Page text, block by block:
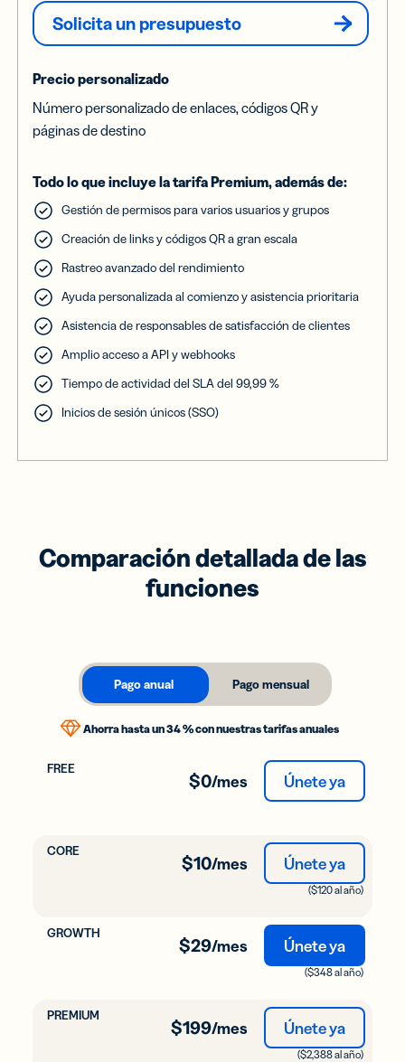
Solicita un presupuesto
Precio personalizado
Número personalizado de enlaces, códigos QR y
páginas de destino
Todo lo que incluye la tarifa Premium, además de:
Gestión de permisos para varios usuarios y grupos
Creación de links y códigos QR a gran escala
Rastreo avanzado del rendimiento
Ayuda personalizada al comienzo y asistencia prioritaria
Asistencia de responsables de satisfacción de clientes
Amplio acceso a API y webhooks
Tiempo de actividad del SLA del 99,99 %
Inicios de sesión únicos (SSO)
Comparación detallada de las
funciones
Ahorra hasta un 34 % con nuestras tarifas anuales
Pago anual Pago mensual
$0/mes Únete ya
$10/mes
($120 al año)
Únete ya
$29/mes
($348 al año)
Únete ya
$199/mes
($2,388 al año)
Únete ya